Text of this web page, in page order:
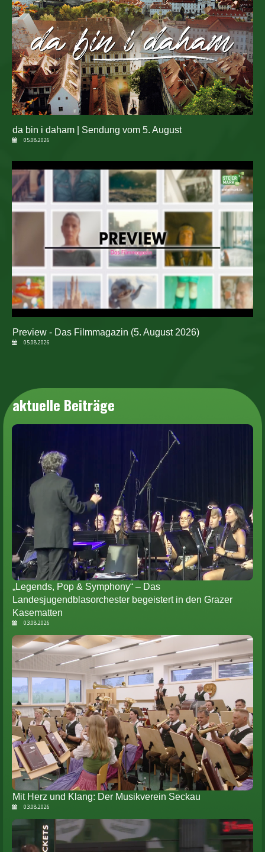
da bin i daham | Sendung vom 5. August
05.08.2026
Preview - Das Filmmagazin (5. August 2026)
05.08.2026
aktuelle Beiträge
„Legends, Pop & Symphony“ – Das
Landesjugendblasorchester begeistert in den Grazer
Kasematten
03.08.2026
Mit Herz und Klang: Der Musikverein Seckau
03.08.2026